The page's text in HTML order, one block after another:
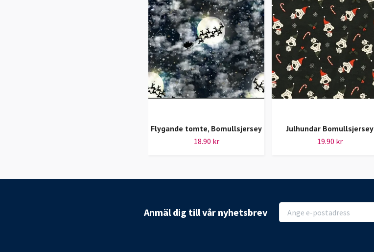
Flygande tomte, Bomullsjersey
18.90 kr
Julhundar Bomullsjersey
19.90 kr
Anmäl dig till vår nyhetsbrev